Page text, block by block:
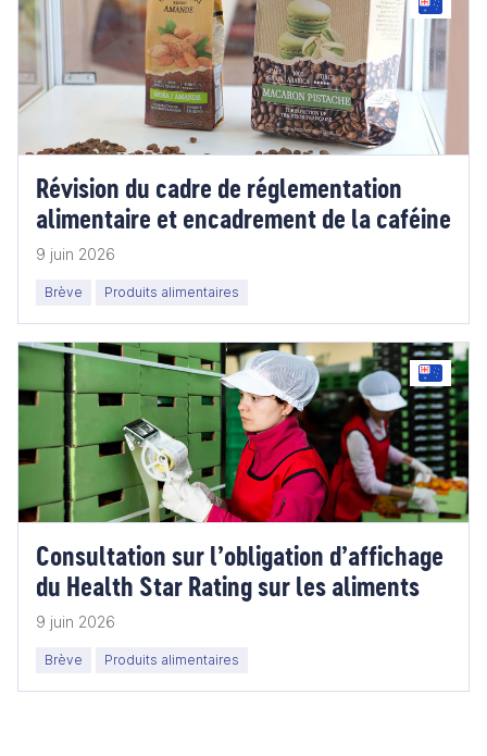
Révision du cadre de réglementation
alimentaire et encadrement de la caféine
9 juin 2026
Brève Produits alimentaires
Consultation sur l’obligation d’affichage
du Health Star Rating sur les aliments
9 juin 2026
Brève Produits alimentaires